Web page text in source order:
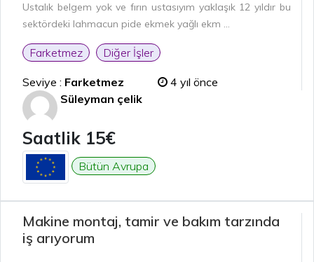
Ustalık belgem yok ve fırın ustasıyım yaklaşık 12 yıldır bu
sektördeki lahmacun pide ekmek yağlı ekm ...
Farketmez Diğer İşler
Seviye : Farketmez
4 yıl önce
Süleyman çelik
Saatlik 15€
Bütün Avrupa
Makine montaj, tamir ve bakım tarzında
iş arıyorum